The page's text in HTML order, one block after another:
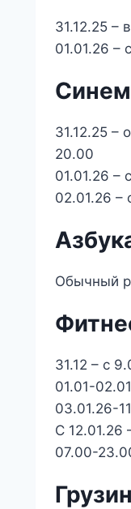
31.12.25 –
01.01.26 –
31.12.25 –
20.00
01.01.26 –
02.01.26
Обычный
31.12 – с
01.01-
03.01.26-
С
07.00-